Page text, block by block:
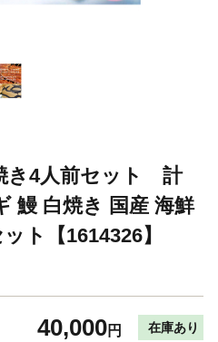
き4人前セット 計
鰻 白焼き 国産 海鮮
ト【1614326】
40,000円 在庫あり